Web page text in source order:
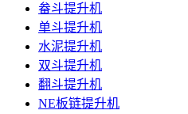
畚斗提升机
单斗提升机
水泥提升机
双斗提升机
翻斗提升机
NE板链提升机